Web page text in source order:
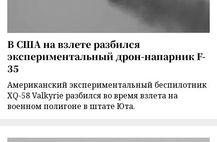
В США на взлете разбился
экспериментальный дрон-напарник F-
35
Американский экспериментальный беспилотник
XQ-58 Valkyrie разбился во время взлета на
военном полигоне в штате Юта.